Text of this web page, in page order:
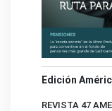
Edición
REVISTA 47